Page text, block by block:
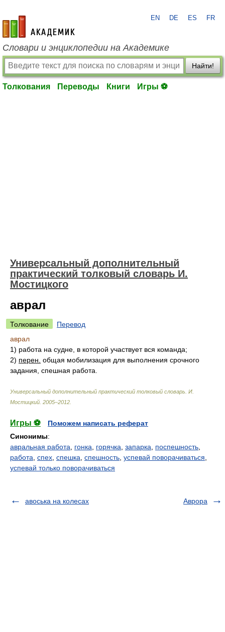
academic.ru
EN DE ES FR
Словари и энциклопедии на Академике
Найти!
Толкования Переводы Книги Игры ⚽
Универсальный дополнительный
практический толковый словарь И.
Мостицкого
аврал
Толкование
Перевод
аврал
1) работа на судне, в которой участвует вся команда;
2) перен. общая мобилизация для выполнения срочного
задания, спешная работа.
Универсальный дополнительный практический толковый словарь И.
Мостицкий 2005–2012
Игры ⚽
Поможем написать реферат
Синонимы:
авральная работа
гонка горячка запарка поспешность
работа спех спешка спешность успевай поворачиваться
успевай только поворачиваться
авоська на колесах Аврора